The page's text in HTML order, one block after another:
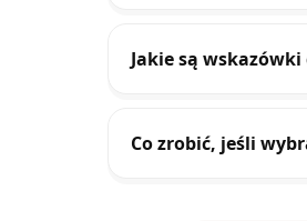
Jakie są
Co zrobić, jeśli